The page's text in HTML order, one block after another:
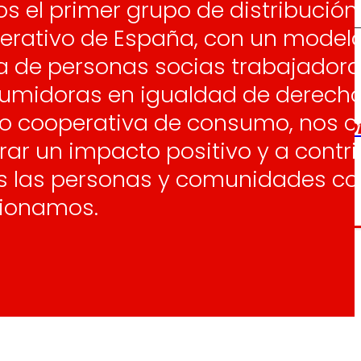
la
y el desarrollo
Escuchamose
informamosa las
personas
el primer grupo de
de España, con un
de personas socias
en igualdad de
cooperativa de consumo, nos
un impacto positivo y a
las personas y comunidades